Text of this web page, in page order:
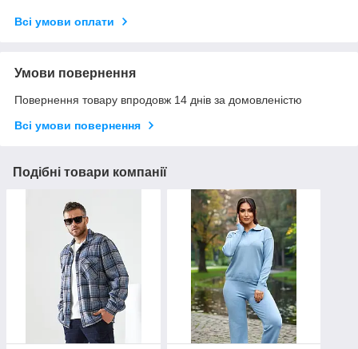
Всі умови оплати
Умови повернення
Повернення товару впродовж 14 днів за домовленістю
Всі умови повернення
Подібні товари компанії